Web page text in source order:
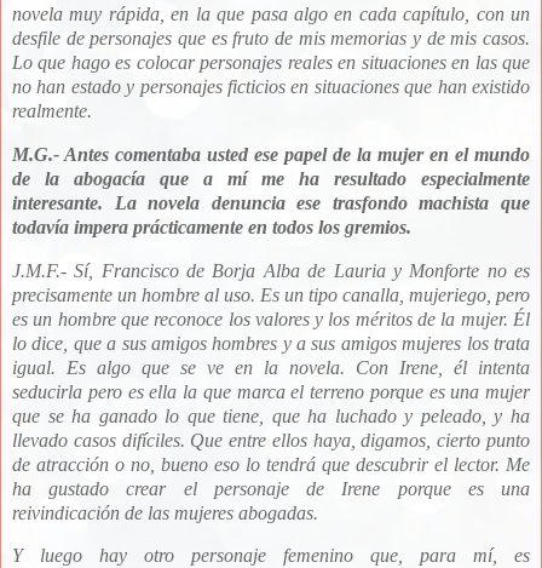
novela muy rápida, en la que pasa algo en cada capítulo, con un
desfile de personajes que es fruto de mis memorias y de mis casos.
Lo que hago es colocar personajes reales en situaciones en las que
no han estado y personajes ficticios en situaciones que han existido
realmente.
M.G.- Antes comentaba usted ese papel de la mujer en el mundo
de la abogacía que a mí me ha resultado especialmente
interesante. La novela denuncia ese trasfondo machista que
todavía impera prácticamente en todos los gremios.
J.M.F.- Sí, Franciscode Borja Alba de Lauria y Monforte no es
precisamente un hombre al uso. Es un tipo canalla, mujeriego, pero
es un hombre que reconoce los valores y los méritos de la mujer. Él
lo dice, que a sus amigos hombres y a sus amigos mujeres los trata
igual. Es algo que se ve en la novela. Con Irene, él intenta
seducirla pero es ella la que marca el terreno porque es una mujer
que se ha ganado lo que tiene, que ha luchado y peleado, y ha
llevado casos difíciles. Que entre ellos haya, digamos, cierto punto
de atracción o no, bueno eso lo tendrá que descubrir el lector. Me
ha gustado crear el personaje de Irene porque es una
reivindicación de las mujeres abogadas.
Y luego hay otro personaje femenino que, para mí, es